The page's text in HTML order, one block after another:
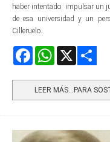
haber intentado impulsar un
de esa universidad y un
Cilleruelo.
FacebookWhatsApp
LEER MÁS…PARA